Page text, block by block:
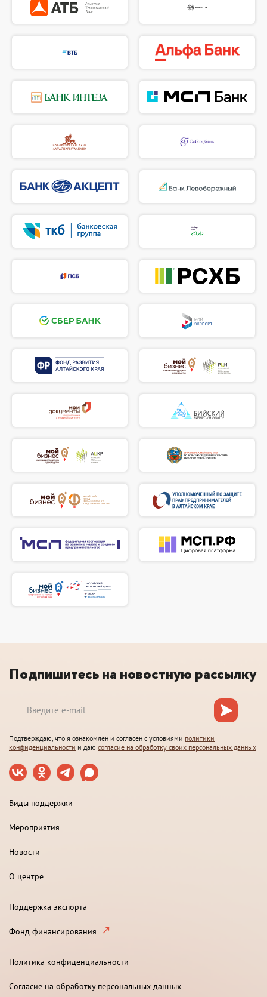
Подпишитесь на новостную рассылку
Подтверждаю, что я ознакомлен и согласен с условиями политики
конфиденциальности и даю согласие на обработку своих персональных данных
Виды поддержки
Мероприятия
Новости
О центре
Поддержка экспорта
Фонд финансирования
Политика конфиденциальности
Согласие на обработку персональных данных